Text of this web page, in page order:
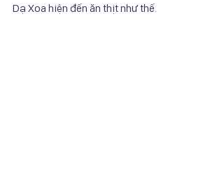
Dạ Xoa hiện đến ăn thịt như thế.